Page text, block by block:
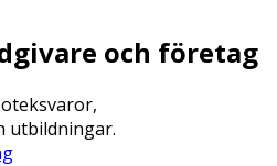
och företag
utbildningar.